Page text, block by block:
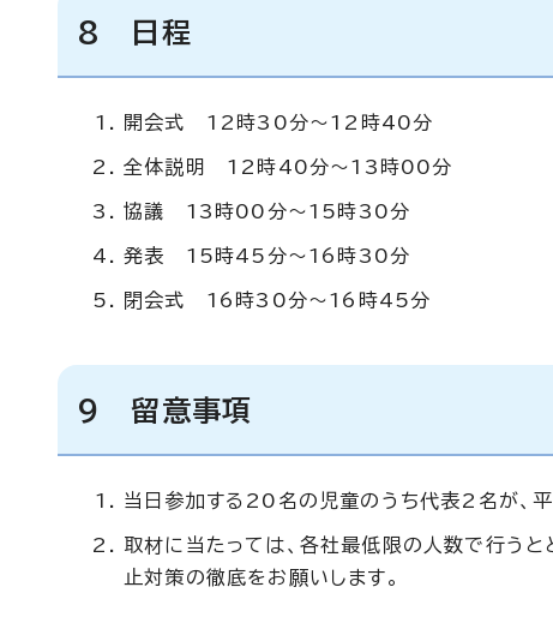
8 日程
開会式 12時30分～12時40分
全体説明 12時40分～13時00分
協議 13時00分～15時30分
発表 15時45分～16時30分
閉会式 16時30分～16時45分
9 留意事項
当日参加する20名の児童のうち代表2名が、平
取材に当たっては、各社最低限の人数で行うと
止対策の徹底をお願いします。